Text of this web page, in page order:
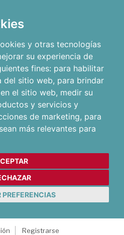
y otras tecnologías
su experiencia de
fines: para habilitar
del sitio web, para brindar
el sitio web, medir su
y servicios y
de marketing, para
más relevantes para
Registrarse